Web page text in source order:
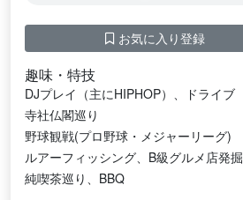
お気に入り登録
趣味・特技
DJプレイ（主にHIPHOP）、ドライブ
寺社仏閣巡り
野球観戦(プロ野球・メジャーリーグ)
ルアーフィッシング、B級グルメ店発掘
純喫茶巡り、BBQ